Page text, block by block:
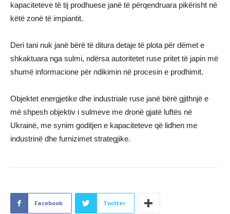
kapaciteteve të tij prodhuese janë të përqendruara pikërisht në
këtë zonë të impiantit.
Deri tani nuk janë bërë të ditura detaje të plota për dëmet e
shkaktuara nga sulmi, ndërsa autoritetet ruse pritet të japin më
shumë informacione për ndikimin në procesin e prodhimit.
Objektet energjetike dhe industriale ruse janë bërë gjithnjë e
më shpesh objektiv i sulmeve me dronë gjatë luftës në
Ukrainë, me synim goditjen e kapaciteteve që lidhen me
industrinë dhe furnizimet strategjike.
Facebook Twitter